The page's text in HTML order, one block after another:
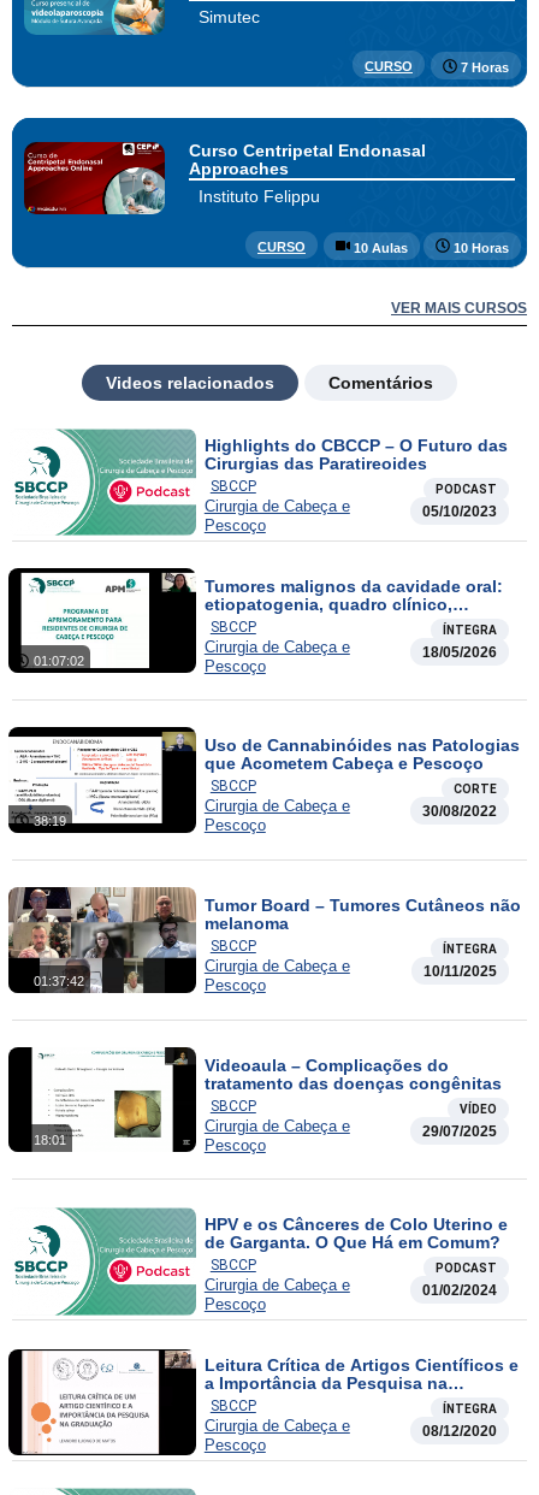
Simutec
CURSO 7 Horas
Curso Centripetal Endonasal
Approaches
Instituto Felippu
CURSO 10 Aulas 10 Horas
VER MAIS CURSOS
Videos relacionados Comentários
Highlights do CBCCP – O Futuro das
Cirurgias das Paratireoides
SBCCP PODCAST
Cirurgia de Cabeça e
Pescoço
05/10/2023
01:07:02
Tumores malignos da cavidade oral:
etiopatogenia, quadro clínico,
diagnóstico e abordagens
terapêuticas
SBCCP ÍNTEGRA
Cirurgia de Cabeça e
Pescoço
18/05/2026
38:19
Uso de Cannabinóides nas Patologias
que Acometem Cabeça e Pescoço
SBCCP CORTE
Cirurgia de Cabeça e
Pescoço
30/08/2022
01:37:42
Tumor Board – Tumores Cutâneos não
melanoma
SBCCP ÍNTEGRA
Cirurgia de Cabeça e
Pescoço
10/11/2025
18:01
Videoaula – Complicações do
tratamento das doenças congênitas
SBCCP VÍDEO
Cirurgia de Cabeça e
Pescoço
29/07/2025
HPV e os Cânceres de Colo Uterino e
de Garganta. O Que Há em Comum?
SBCCP PODCAST
Cirurgia de Cabeça e
Pescoço
01/02/2024
Leitura Crítica de Artigos Científicos e
a Importância da Pesquisa na
Graduação
SBCCP ÍNTEGRA
Cirurgia de Cabeça e
Pescoço
08/12/2020